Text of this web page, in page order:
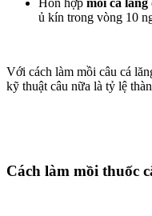
ủ kín trong vòng 10
Với cách làm mồi câu cá
kỹ thuật câu nữa là tỷ lệ
Cách làm mồi thuốc